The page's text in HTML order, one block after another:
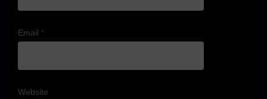
Email *
Website